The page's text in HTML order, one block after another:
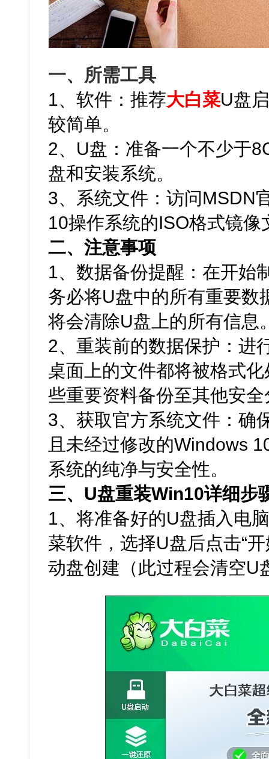
一、所需工具
1、软件：推荐大白菜U盘
较简单。
2、U盘：准备一个不少于
盘和安装系统。
3、系统文件：访问MSDN
10操作系统的ISO格式镜像
二、注意事项
1、数据备份提醒：在开始
务必将U盘中的所有重要数
将会清除U盘上的所有信息
2、重装前的数据保护：进
桌面上的文件都将被格式
些重要资料备份至其他安
3、获取官方系统文件：确
且未经过修改的Windows
系统的纯净与安全性。
三、U盘重装Win10详细步
1、将准备好的U盘插入电
菜软件，选择U盘后点击“
动盘创建（此过程会清空U